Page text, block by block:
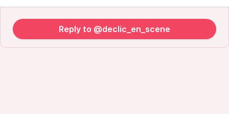
Reply to @declic_en_scene